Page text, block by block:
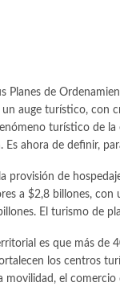
Planes de
auge turístico, con
turístico de
ahora de definir,
provisión de
a $2,8 billones,
El turismo de
es que más de
los centros
el